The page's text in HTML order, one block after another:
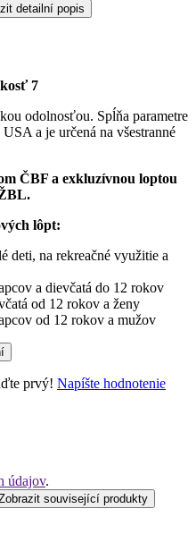
detailní popis
7
odolnosťou. Spĺňa parametre
a je určená na všestranné
ČBF a exkluzívnou loptou
lôpt:
deti, na rekreačné využitie a
a dievčatá do 12 rokov
od 12 rokov a ženy
od 12 rokov a mužov
prvý! Napíšte hodnotenie
údajov.
související produkty